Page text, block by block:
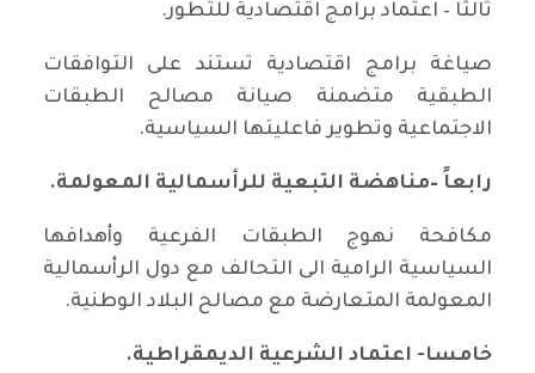
ثالثا – اعتماد برامج اقتصادية للتطور.
صياغة برامج اقتصادية تستند على التوافقات
الطبقية متضمنة صيانة مصالح الطبقات
الاجتماعية وتطوير فاعليتها السياسية.
رابعاً –مناهضة التبعية للرأسمالية المعولمة.
مكافحة نهوج الطبقات الفرعية وأهدافها
السياسية الرامية الى التحالف مع دول الرأسمالية
المعولمة المتعارضة مع مصالح البلاد الوطنية.
خامسا- اعتماد الشرعية الديمقراطية.